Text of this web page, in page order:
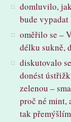
domluvilo,
bude vypadat
oměřilo se –
délku sukně,
diskutovalo
donést
zelenou –
proč né mint,
tak